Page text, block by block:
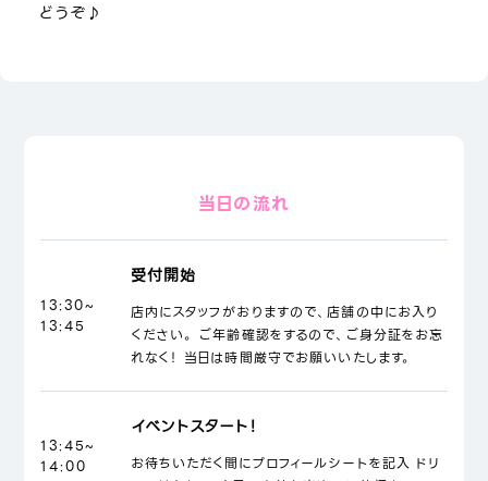
どうぞ♪
当日の流れ
13:30~
13:45
受付開始
店内にスタッフがおりますので、店舗の中にお入り
ください。 ご年齢確認をするので、ご身分証をお忘
れなく！ 当日は時間厳守でお願いいたします。
13:45~
14:00
イベントスタート！
お待ちいただく間にプロフィールシートを記入 ドリ